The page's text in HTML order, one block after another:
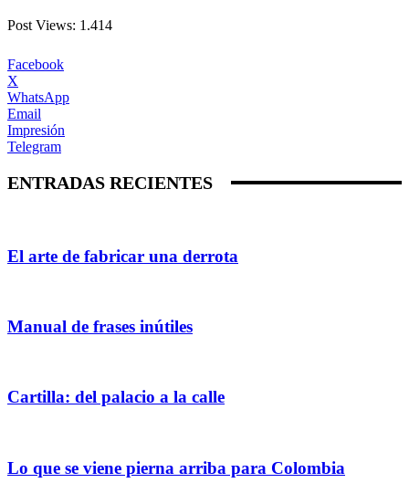
Post Views: 1.414
Facebook
X
WhatsApp
Email
Impresión
Telegram
ENTRADAS RECIENTES
El arte de fabricar una derrota
Manual de frases inútiles
Cartilla: del palacio a la calle
Lo que se viene pierna arriba para Colombia